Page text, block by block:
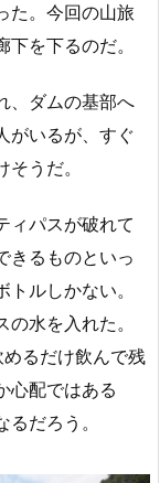
た。今回の山旅
を下るのだ。
、ダムの基部へ
がいるが、すぐ
うだ。
ィパスが破れて
きるものといっ
ルしかない。
水を入れた。
るだけ飲んで残
心配ではある
だろう。